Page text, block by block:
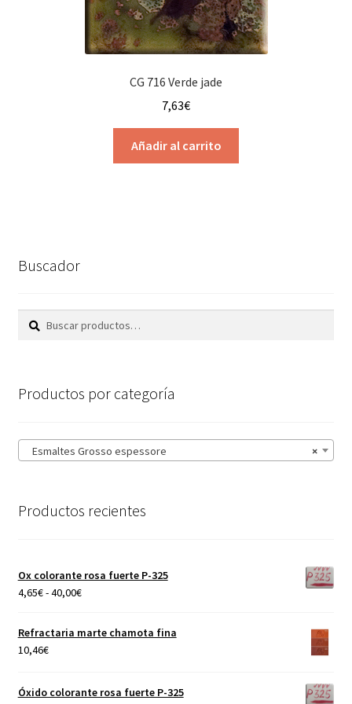
la
página
de
CG 716 Verde jade
7,63€
Añadir al carrito
Buscador
Buscar
Buscar
Productos por categoría
×
Esmaltes Grosso espessore
Productos recientes
Ox colorante rosa fuerte P-325
4,65€-40,00€Rango
precios:
40,00€
Refractaria marte chamota fina
10,46€
Óxido colorante rosa fuerte P-325